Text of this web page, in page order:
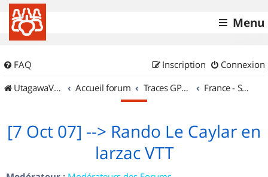
Menu
FAQ Connexion
Inscription
UtagawaVTT (Randos VTT et VTTAE avec traces GPS)
Accueil forum Traces GPS de randos VTT France - Sud Ouest
[7 Oct 07] --> Rando Le Caylar en
larzac VTT